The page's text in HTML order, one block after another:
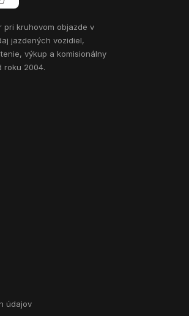
pri kruhovom objazde v
jazdených vozidiel,
výkup a komisionálny
roku 2004.
údajov